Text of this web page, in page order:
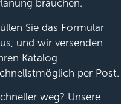
brauchen.
Sie das Formular
und wir versenden
Katalog
per Post.
weg? Unsere